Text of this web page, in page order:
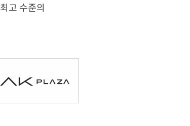
최고 수준의